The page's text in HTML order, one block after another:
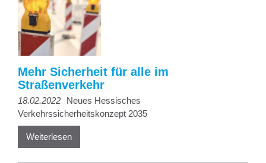
Mehr Sicherheit für alle im
Straßenverkehr
18.02.2022
Neues Hessisches
Verkehrssicherheitskonzept 2035
Weiterlesen